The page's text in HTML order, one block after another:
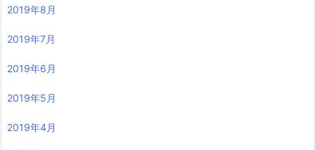
2019年8月
2019年7月
2019年6月
2019年5月
2019年4月